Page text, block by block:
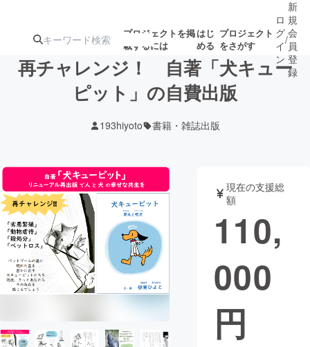
プロジェクトを掲
載するには
はじ
める
プロジェクト
をさがす
注目の新着プロ
ジェクト
募集終了が近いプ
ロジェクト
アート・写真 音楽
テクノロジー・ガジェット ゲーム・サ
映像・映画
ビジネス・起業
まちづくり・地域活性化
ロ
グ
イ
ン
/
新
規
会
員
登
録
再チャレンジ！ 自著「犬キュー
ピット」の自費出版
193hiyoto 書籍・雑誌出版
現在の支援総
額
110,
000
円